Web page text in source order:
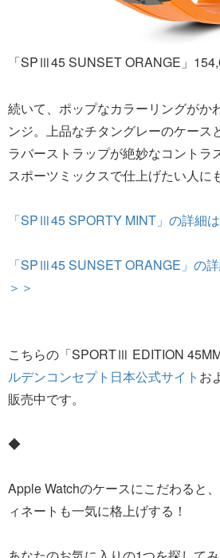
「SPⅢ45 SUNSET ORANGE」
続いて、ポップなカラーリングがか
ンジ。上品なチタングレーのケース
ラバーストラップが絶妙なコントラ
スポーツミックスで仕上げたい人に
「SPⅢ45 SPORTY MINT」の詳細
「SPⅢ45 SUNSET ORANGE」の
＞＞
こちらの「SPORTⅢ EDITION 45MM
ルデンコンセプト日本公式サイト お
販売中です。
◆
Apple Watchのケースにこだわると
ィネートも一気に格上げする！